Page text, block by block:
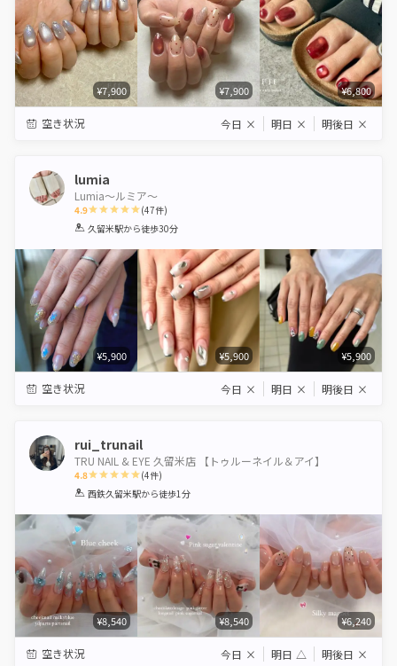
¥7,900 ¥7,900 ¥6,800
空き状況 今日 × 明日 × 明後日 ×
lumia
Lumia〜ルミア〜
4.9
1 2 3 4 5
(47件)
久留米駅から徒歩30分
¥5,900 ¥5,900 ¥5,900
空き状況 今日 × 明日 × 明後日 ×
rui_trunail
TRU NAIL & EYE 久留米店 【トゥルーネイル＆アイ】
4.8
1 2 3 4 5
(4件)
西鉄久留米駅から徒歩1分
¥8,540 ¥8,540 ¥6,240
空き状況 今日 × 明日 △ 明後日 ×